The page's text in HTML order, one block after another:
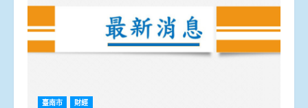
臺南市 財經